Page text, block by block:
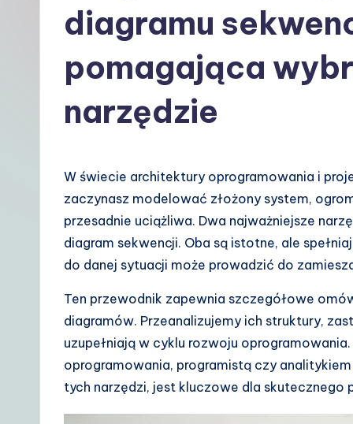
diagramu
pomagająca
narzędzie
W świecie architektury oprogramowania i
zaczynasz modelować złożony system,
przesadnie uciążliwa. Dwa najważniejsze
diagram sekwencji. Oba są istotne, ale
do danej sytuacji może prowadzić do
Ten przewodnik zapewnia szczegółowe
diagramów. Przeanalizujemy ich struktury,
uzupełniają w cyklu rozwoju
oprogramowania, programistą czy
tych narzędzi, jest kluczowe dla skutecznego